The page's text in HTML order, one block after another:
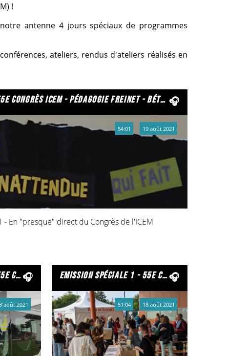
!
antenne 4 jours spéciaux de programmes
ateliers, rendus d'ateliers réalisés en
icem - pédagogie freinet - bétheny 2021
- En "presque" direct du Congrès de l'ICEM
54:01 19 août 2021
2021
août 2021
emission spéciale 1 - 55e congrès icem - pédagogie freinet - bétheny 2021
51:04 18 août 2021